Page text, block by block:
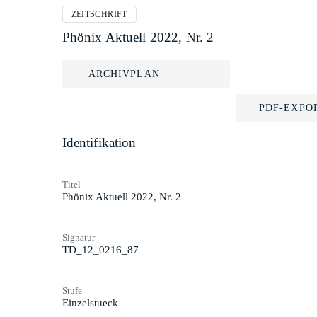
ZEITSCHRIFT
Phönix Aktuell 2022, Nr. 2
ARCHIVPLAN
PDF-
Identifikation
Titel
Phönix Aktuell 2022, Nr. 2
Signatur
TD_12_0216_87
Stufe
Einzelstueck